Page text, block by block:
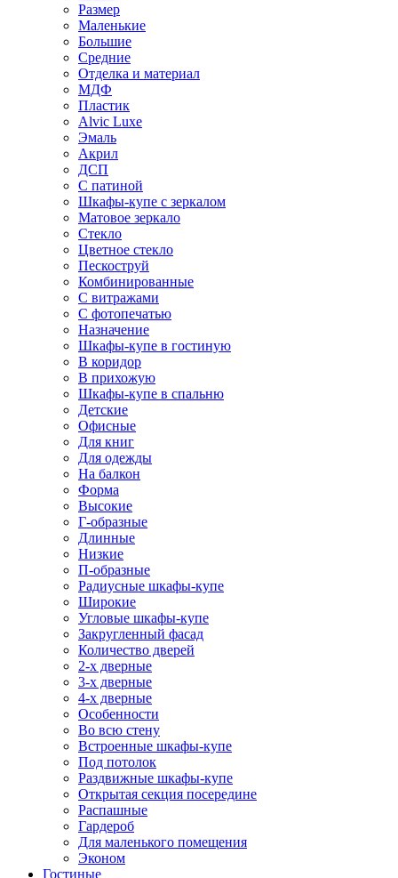
Размер
Маленькие
Большие
Средние
Отделка и материал
МДФ
Пластик
Alvic Luxe
Эмаль
Акрил
ДСП
С патиной
Шкафы-купе с зеркалом
Матовое зеркало
Стекло
Цветное стекло
Пескоструй
Комбинированные
С витражами
С фотопечатью
Назначение
Шкафы-купе в гостиную
В коридор
В прихожую
Шкафы-купе в спальню
Детские
Офисные
Для книг
Для одежды
На балкон
Форма
Высокие
Г-образные
Длинные
Низкие
П-образные
Радиусные шкафы-купе
Широкие
Угловые шкафы-купе
Закругленный фасад
Количество дверей
2-х дверные
3-х дверные
4-х дверные
Особенности
Во всю стену
Встроенные шкафы-купе
Под потолок
Раздвижные шкафы-купе
Открытая секция посередине
Распашные
Гардероб
Для маленького помещения
Эконом
Гостиные